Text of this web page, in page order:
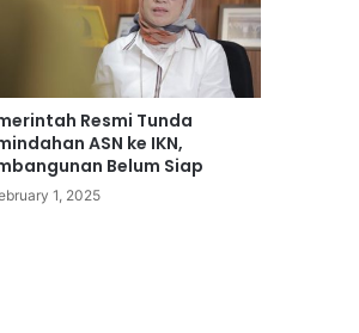
Resmi Tunda
ASN ke IKN,
Belum Siap
1, 2025